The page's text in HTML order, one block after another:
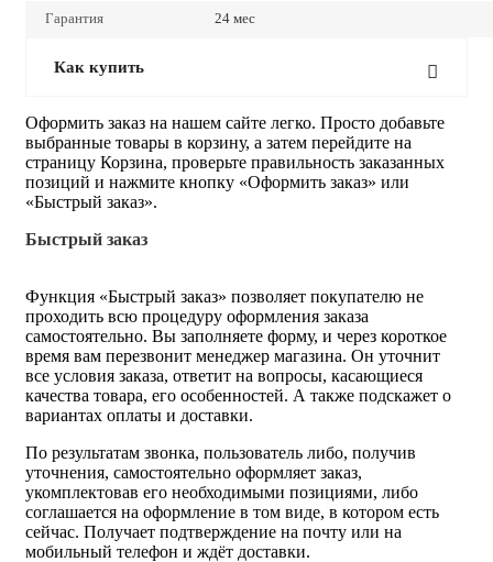
Гарантия 24 мес
Как купить
Оформить заказ на нашем сайте легко. Просто добавьте
выбранные товары в корзину, а затем перейдите на
страницу Корзина, проверьте правильность заказанных
позиций и нажмите кнопку «Оформить заказ» или
«Быстрый заказ».
Быстрый заказ
Функция «Быстрый заказ» позволяет покупателю не
проходить всю процедуру оформления заказа
самостоятельно. Вы заполняете форму, и через короткое
время вам перезвонит менеджер магазина. Он уточнит
все условия заказа, ответит на вопросы, касающиеся
качества товара, его особенностей. А также подскажет о
вариантах оплаты и доставки.
По результатам звонка, пользователь либо, получив
уточнения, самостоятельно оформляет заказ,
укомплектовав его необходимыми позициями, либо
соглашается на оформление в том виде, в котором есть
сейчас. Получает подтверждение на почту или на
мобильный телефон и ждёт доставки.